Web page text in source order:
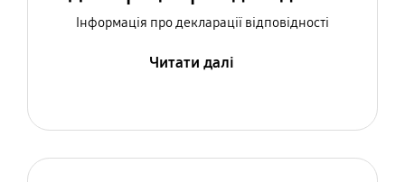
Інформація про декларації відповідності
Читати далі